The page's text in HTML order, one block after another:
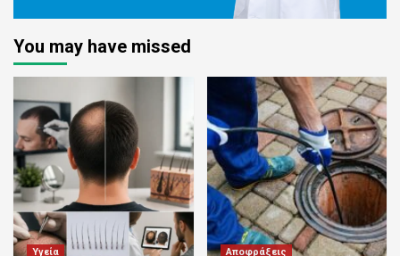
You may have missed
Υγεία Αποφράξεις